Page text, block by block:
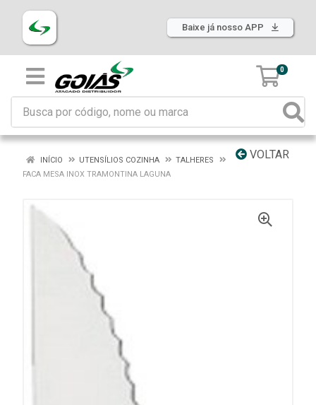
Baixe já nosso APP
0
VOLTAR
INÍCIO UTENSÍLIOS COZINHA
TALHERES
FACA MESA INOX TRAMONTINA LAGUNA